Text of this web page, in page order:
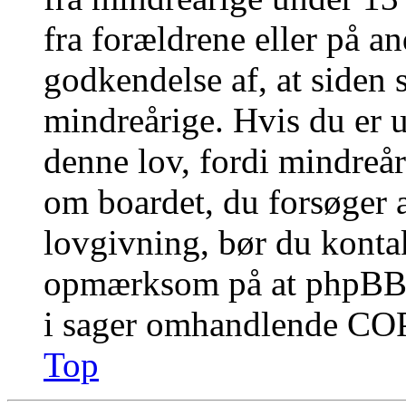
fra forældrene eller på
godkendelse af, at
mindreårige. Hvis du er
denne lov, fordi
om boardet, du forsøger
lovgivning, bør du
opmærksom på at
i sager omhandlende
Top